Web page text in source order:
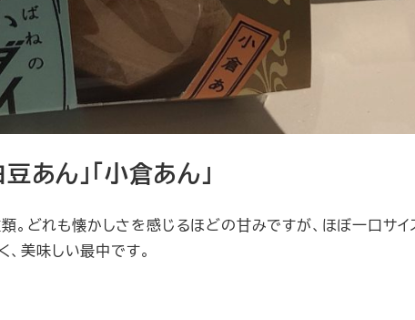
あん」「小倉あん」
類。どれも懐かしさを感じるほどの甘みですが、ほぼ一口サ
美味しい最中です。